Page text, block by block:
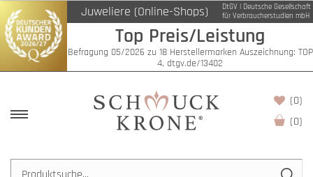
Juweliere (Online-Shops)
DtGV | Deutsche Gesellschaft
für Verbraucherstudien mbH
Top Preis/Leistung
Befragung 05/2026 zu 18 Herstellermarken Auszeichnung: TOP
4, dtgv.de/13402
(0)
(0)